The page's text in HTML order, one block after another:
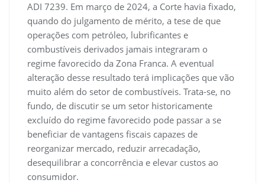
ADI 7239. Em março de 2024, a Corte havia fixado,
quando do julgamento de mérito, a tese de que
operações com petróleo, lubrificantes e
combustíveis derivados jamais integraram o
regime favorecido da Zona Franca. A eventual
alteração desse resultado terá implicações que vão
muito além do setor de combustíveis. Trata-se, no
fundo, de discutir se um setor historicamente
excluído do regime favorecido pode passar a se
beneficiar de vantagens fiscais capazes de
reorganizar mercado, reduzir arrecadação,
desequilibrar a concorrência e elevar custos ao
consumidor.